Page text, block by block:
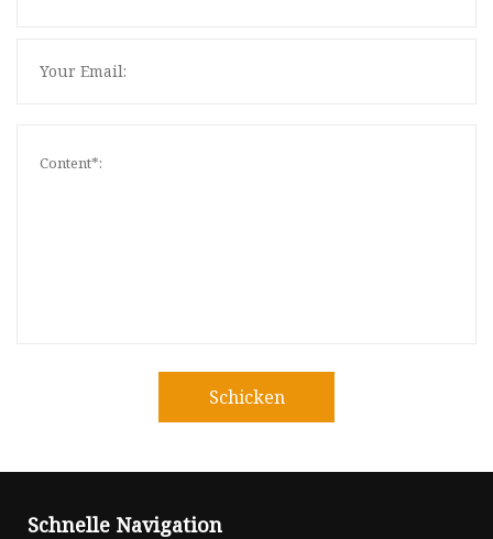
Schicken
Schnelle Navigation